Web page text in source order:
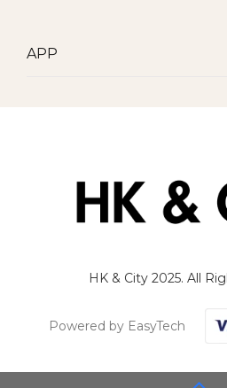
APP
HK & City 2025. All
Powered by EasyTech